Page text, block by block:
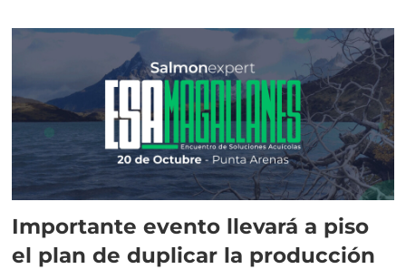
Importante evento llevará a piso
el plan de duplicar la producción